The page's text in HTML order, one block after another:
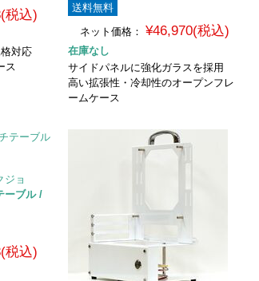
税込)
格対応
ス
送料無料
ネット価格： ¥46,970(税込)
在庫なし
サイドパネルに強化ガラスを採用
高い拡張性・冷却性のオープンフレ
ームケース
ジョ
ーブル /
税込)